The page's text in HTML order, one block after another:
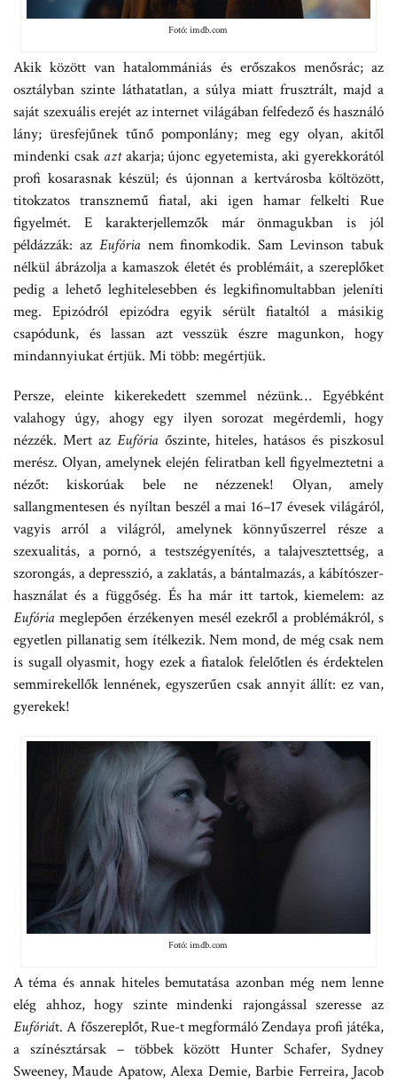
Fotó: imdb.com
Akik között van hatalommániás és erőszakos menősrác; az
osztályban szinte láthatatlan, a súlya miatt frusztrált, majd a
saját szexuális erejét az internet világában felfedező és használó
lány; üresfejűnek tűnő pomponlány; meg egy olyan, akitől
mindenki csak aztakarja; újonc egyetemista, aki gyerekkorától
profi kosarasnak készül; és újonnan a kertvárosba költözött,
titokzatos transznemű fiatal, aki igen hamar felkelti Rue
figyelmét. E karakterjellemzők már önmagukban is jól
példázzák: az Eufórianem finomkodik. Sam Levinson tabuk
nélkül ábrázolja a kamaszok életét és problémáit, a szereplőket
pedig a lehető leghitelesebben és legkifinomultabban jeleníti
meg. Epizódról epizódra egyik sérült fiataltól a másikig
csapódunk, és lassan azt vesszük észre magunkon, hogy
mindannyiukat értjük. Mi több: megértjük.
Persze, eleinte kikerekedett szemmel nézünk… Egyébként
valahogy úgy, ahogy egy ilyen sorozat megérdemli, hogy
nézzék. Mert az Eufória őszinte, hiteles, hatásos és piszkosul
merész. Olyan, amelynek elején feliratban kell figyelmeztetni a
nézőt: kiskorúak bele ne nézzenek! Olyan, amely
sallangmentesen és nyíltan beszél a mai 16–17 évesek világáról,
vagyis arról a világról, amelynek könnyűszerrel része a
szexualitás, a pornó, a testszégyenítés, a talajvesztettség, a
szorongás, a depresszió, a zaklatás, a bántalmazás, a kábítószer-
használat és a függőség. És ha már itt tartok, kiemelem: az
Eufóriameglepően érzékenyen mesél ezekről a problémákról, s
egyetlen pillanatig sem ítélkezik. Nem mond, de még csak nem
is sugall olyasmit, hogy ezek a fiatalok felelőtlen és érdektelen
semmirekellők lennének, egyszerűen csak annyit állít: ez van,
gyerekek!
Fotó: imdb.com
A téma és annak hiteles bemutatása azonban még nem lenne
elég ahhoz, hogy szinte mindenki rajongással szeresse az
Eufóriát. A főszereplőt, Rue-t megformáló Zendaya profi játéka,
a színésztársak – többek között Hunter Schafer, Sydney
Sweeney, Maude Apatow, Alexa Demie, Barbie Ferreira, Jacob